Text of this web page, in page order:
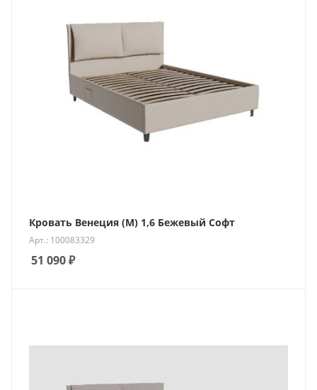
Кровать Венеция (М) 1,6 Бежевый Софт
Арт.: 100083329
51 090₽